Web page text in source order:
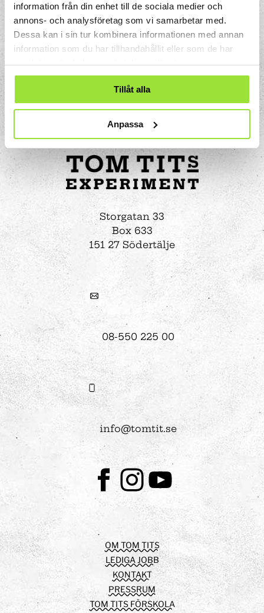
information från din enhet till de sociala medier och
annons- och analysföretag som vi samarbetar med.
Dessa kan i sin tur kombinera informationen med annan
information som du har tillhandahållit eller som de har
samlat in när du har använt deras tjänster.
Tillåt alla
Anpassa
Storgatan 33
Box 633
151 27 Södertälje
08-550 225 00
info@tomtit.se
FacebookInstagram
Youtube
OM TOM TITS
LEDIGA JOBB
KONTAKT
PRESSRUM
TOM TITS FÖRSKOLA